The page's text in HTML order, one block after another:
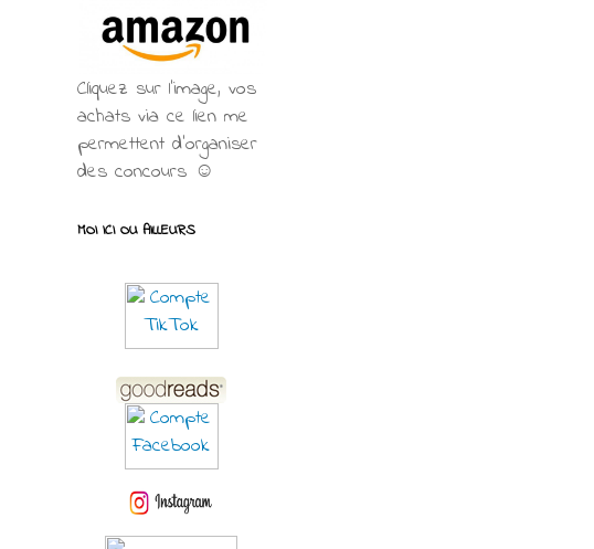
Cliquez sur l'image, vos
achats via ce lien me
permettent d’organiser
des concours ☺
MOI ICI OU AILLEURS